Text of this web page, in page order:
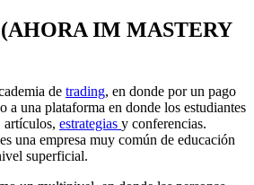
IM MASTERY
de trading, en donde por un pago
a una plataforma en donde los estudiantes
artículos, estrategias y conferencias.
una empresa muy común de educación
superficial.